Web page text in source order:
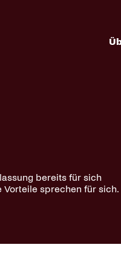
bereits für sich
Vorteile sprechen für sich.